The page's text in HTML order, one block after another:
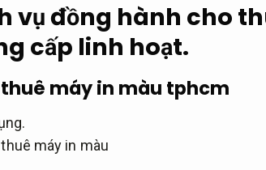
vụ đồng hành cho
cấp linh hoạt.
máy in màu tphcm